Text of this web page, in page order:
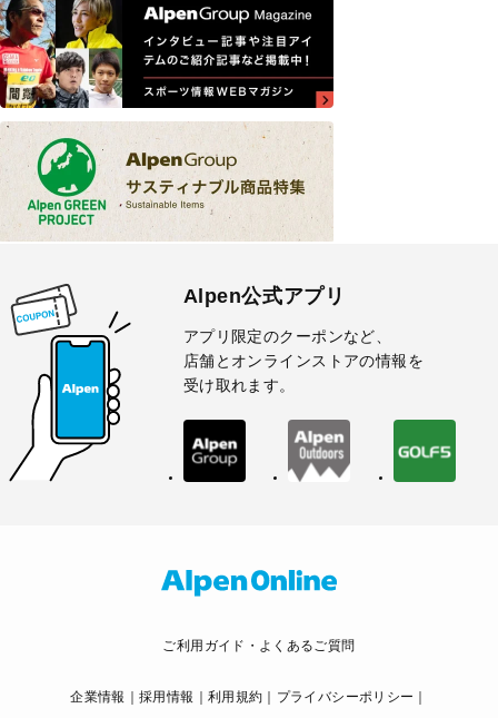
Alpen公式アプリ
アプリ限定のクーポンなど、
店舗とオンラインストアの情報を
受け取れます。
ご利用ガイド・よくあるご質問
企業情報 採用情報 利用規約 プライバシーポリシー